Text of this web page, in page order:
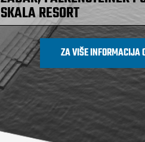
SKALA RESORT
ZA VIŠE INFORMACIJA